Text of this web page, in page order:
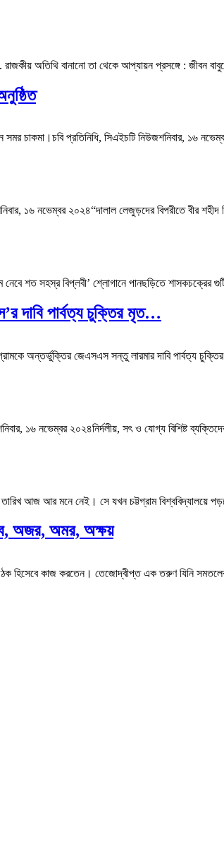
অতিথি বানানো তা থেকে আপ্যায়ন প্রসঙ্গে : জীবন
চাকমা।চবি প্রতিনিধি, সিএইচটি নিউজশনিবার, ১৬
১৬ নভেম্বর ২০২৪“দালাল লেজুড়দের বিপরীতে বীর
শত সহস্র বিপ্লবী’ শ্লোগানে পানছড়িতে শাসকচক্রের গুটি
দাবি পার্বত্য চুক্তির মৃত…
অন্তর্ভুক্তির জেএসএস সন্তু লারমার দাবি পার্বত্য
১৬ নভেম্বর ২০২৪নির্দলীয়, সৎ ও যোগ্য বিশিষ্ট
আজ আর মনে নেই। সে যখন চট্টগ্রাম বিশ্ববিদ্যালয়ে
অজর, অমর, অক্ষয়
হিসেবে কাজ করতেন। তেজোদ্বীপ্ত এক তরুণ যিনি